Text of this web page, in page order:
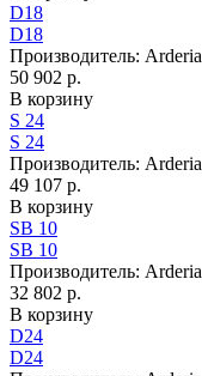
D18
D18
Производитель: Arderia
50 902 р.
В корзину
S 24
S 24
Производитель: Arderia
49 107 р.
В корзину
SB 10
SB 10
Производитель: Arderia
32 802 р.
В корзину
D24
D24